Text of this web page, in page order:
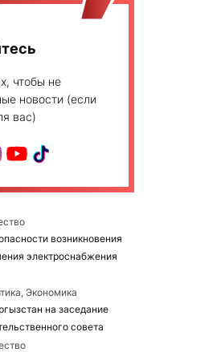
чтобы не
новости (если
вас)
возникновения
электроснабжения
Экономика
на заседание
совета